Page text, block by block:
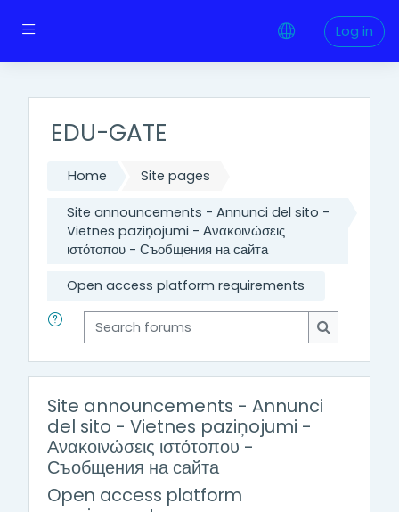
Side panel
Log in
Skip to main content
EDU-GATE
Home Site pages
Site announcements - Annunci del sito -
Vietnes paziņojumi - Ανακοινώσεις
ιστότοπου - Съобщения на сайта
Open access platform requirements
Search forums
Search
Site announcements - Annunci
del sito - Vietnes paziņojumi -
Ανακοινώσεις ιστότοπου -
Съобщения на сайта
Open access platform